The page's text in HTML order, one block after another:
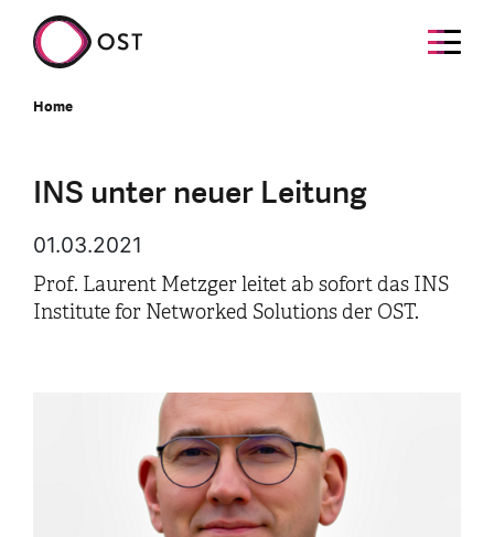
Home
INS unter neuer Leitung
01.03.2021
Prof. Laurent Metzger leitet ab sofort das INS
Institute for Networked Solutions der OST.